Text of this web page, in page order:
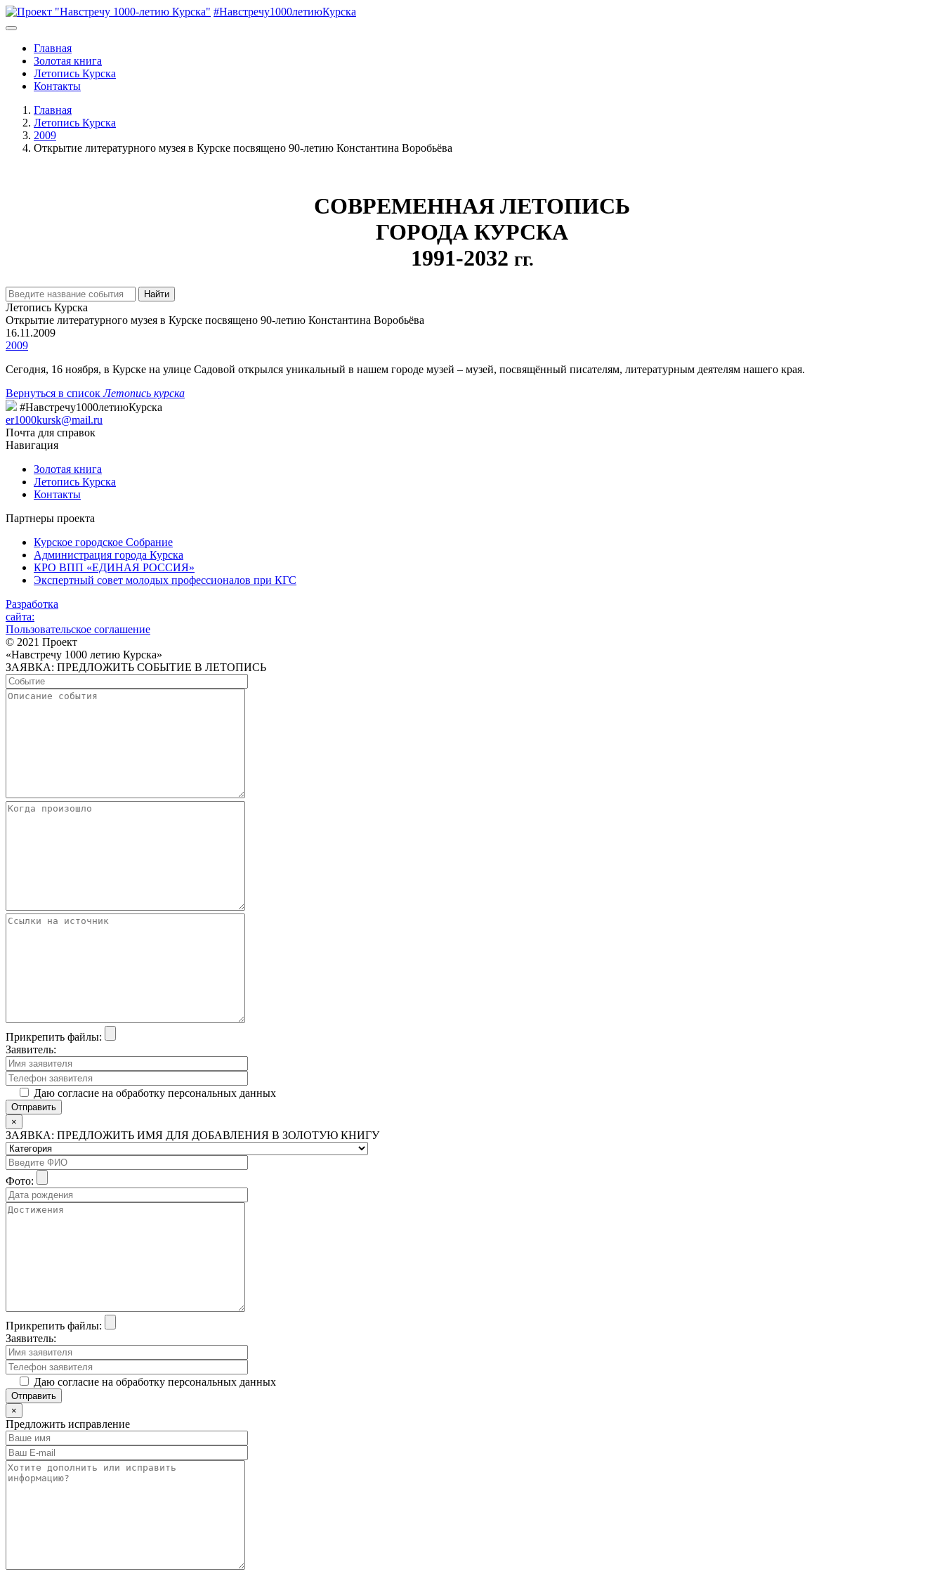
#Навстречу1000летиюКурска
Главная
Золотая книга
Летопись Курска
Контакты
Главная
Летопись Курска
2009
Открытие литературного музея в Курске посвящено 90-летию Константина Воробьёва
СОВРЕМЕННАЯ ЛЕТОПИСЬ
ГОРОДА КУРСКА
1991-2032 гг.
Найти
Летопись Курска
Открытие литературного музея в Курске посвящено 90-летию Константина Воробьёва
16.11.2009
2009
Сегодня, 16 ноября, в Курске на улице Садовой открылся уникальный в нашем городе музей – музей, посвящённый писателям, литературным деятелям нашего края.
Вернуться в списокЛетопись курска
#Навстречу1000летиюКурска
er1000kursk@mail.ru
Почта для справок
Навигация
Золотая книга
Летопись Курска
Контакты
Партнеры проекта
Курское городское Собрание
Администрация города Курска
КРО ВПП «ЕДИНАЯ РОССИЯ»
Экспертный совет молодых профессионалов при КГС
Разработка
сайта:
Пользовательское соглашение
© 2021 Проект
«Навстречу 1000 летию Курска»
ЗАЯВКА: ПРЕДЛОЖИТЬ СОБЫТИЕ В ЛЕТОПИСЬ
Прикрепить файлы:
Заявитель:
Даю согласие на обработку персональных данных
×
ЗАЯВКА: ПРЕДЛОЖИТЬ ИМЯ ДЛЯ ДОБАВЛЕНИЯ В ЗОЛОТУЮ КНИГУ
Фото:
Прикрепить файлы:
Заявитель:
Даю согласие на обработку персональных данных
×
Предложить исправление